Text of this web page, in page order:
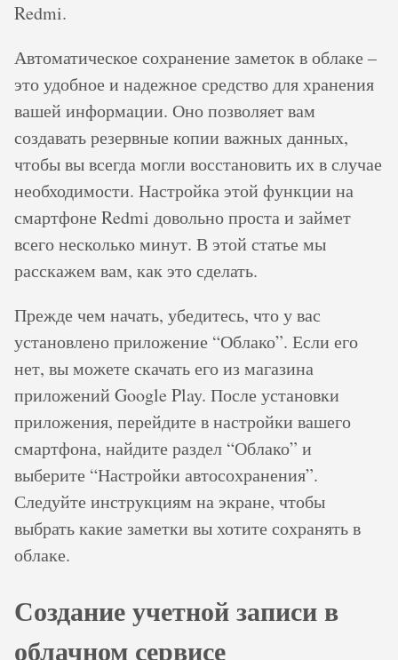
Redmi.
Автоматическое сохранение заметок в облаке –
это удобное и надежное средство для хранения
вашей информации. Оно позволяет вам
создавать резервные копии важных данных,
чтобы вы всегда могли восстановить их в случае
необходимости. Настройка этой функции на
смартфоне Redmi довольно проста и займет
всего несколько минут. В этой статье мы
расскажем вам, как это сделать.
Прежде чем начать, убедитесь, что у вас
установлено приложение “Облако”. Если его
нет, вы можете скачать его из магазина
приложений Google Play. После установки
приложения, перейдите в настройки вашего
смартфона, найдите раздел “Облако” и
выберите “Настройки автосохранения”.
Следуйте инструкциям на экране, чтобы
выбрать какие заметки вы хотите сохранять в
облаке.
Создание учетной записи в
облачном сервисе